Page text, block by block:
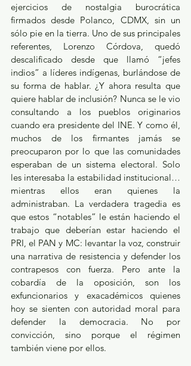
ejercicios de nostalgia burocrática
firmados desde Polanco, CDMX, sin un
sólo pie en la tierra. Uno de sus principales
referentes, Lorenzo Córdova, quedó
descalificado desde que llamó “jefes
indios” a líderes indígenas, burlándose de
su forma de hablar. ¿Y ahora resulta que
quiere hablar de inclusión? Nunca se le vio
consultando a los pueblos originarios
cuando era presidente del INE. Y como él,
muchos de los firmantes jamás se
preocuparon por lo que las comunidades
esperaban de un sistema electoral. Solo
les interesaba la estabilidad institucional…
mientras ellos eran quienes la
administraban. La verdadera tragedia es
que estos “notables” le están haciendo el
trabajo que deberían estar haciendo el
PRI, el PAN y MC: levantar la voz, construir
una narrativa de resistencia y defender los
contrapesos con fuerza. Pero ante la
cobardía de la oposición, son los
exfuncionarios y exacadémicos quienes
hoy se sienten con autoridad moral para
defender la democracia. No por
convicción, sino porque el régimen
también viene por ellos.